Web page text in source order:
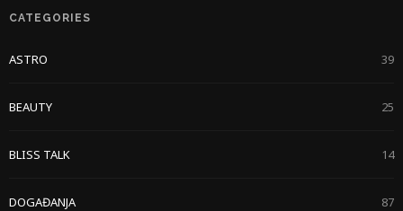
CATEGORIES
ASTRO 39
BEAUTY 25
BLISS TALK 14
DOGAĐANJA 87